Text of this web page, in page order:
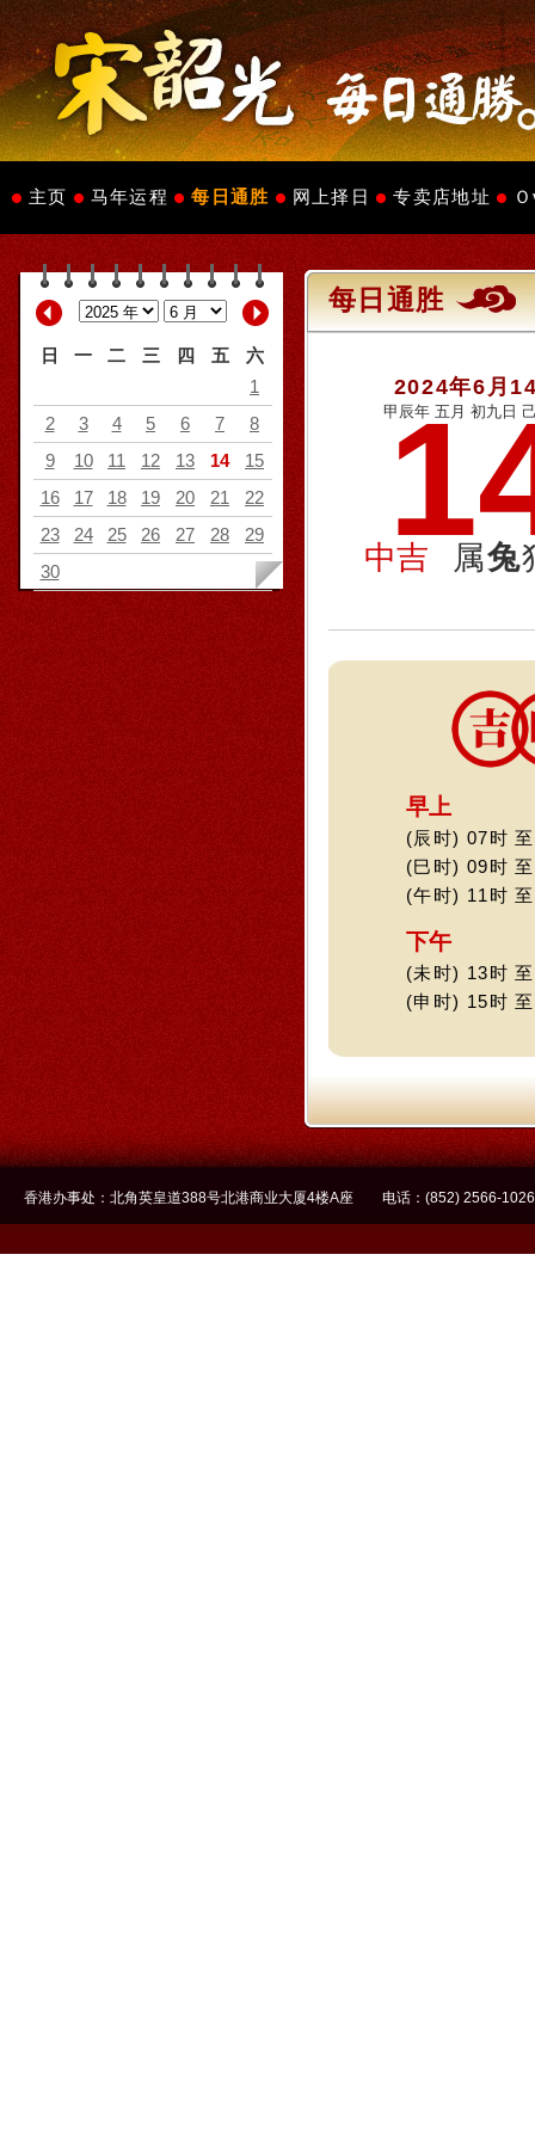
主页 马年运程 每日通胜 网上择日 专卖店地址
日 一 二 三 四 五
六
1
2
3 4 5 6 7
8
9
10 11 12 13 14
15
16
17 18 19 20 21
22
23
24 25 26 27 28
29
30
每日通胜
2024年6月
甲辰年 五月 初九日
中吉 属兔
早上
(辰时) 07时
(巳时) 09时
(午时) 11时
下午
(未时) 13时
(申时) 15时
香港办事处：北角英皇道388号北港商业大厦4楼A座 电话：(852)